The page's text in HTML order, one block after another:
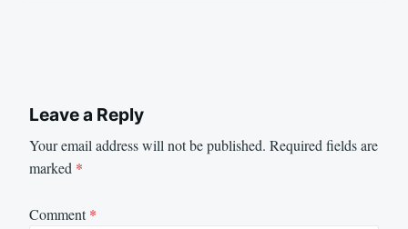
Leave a Reply
Your email address will not be published. Required fields are
marked *
Comment*